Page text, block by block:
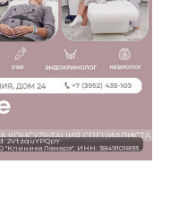
2VtzquYPQpY
"Клиника Ламарэ", ИНН: 3849101893